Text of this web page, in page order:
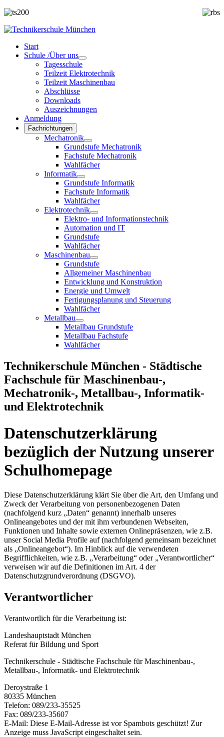
Start
Schule /Über uns
Tagesschule
Teilzeit Elektrotechnik
Teilzeit Maschinenbau
Abschlüsse
Downloads
Auszeichnungen
Anmeldung
Fachrichtungen
Mechatronik
Grundstufe Mechatronik
Fachstufe Mechatronik
Wahlfächer
Informatik
Grundstufe Informatik
Fachstufe Informatik
Wahlfächer
Elektrotechnik
Elektro- und Informationstechnik
Automation und IT
Grundstufe
Wahlfächer
Maschinenbau
Grundstufe
Allgemeiner Maschinenbau
Entwicklung und Konstruktion
Energie und Umwelt
Fertigungsplanung und Steuerung
Wahlfächer
Metallbau
Metallbau Grundstufe
Metallbau Fachstufe
Wahlfächer
Technikerschule München - Städtische
Fachschule für Maschinenbau-,
Mechatronik-, Metallbau-, Informatik-
und Elektrotechnik
Datenschutzerklärung
bezüglich der Nutzung unserer
Schulhomepage
Diese Datenschutzerklärung klärt Sie über die Art, den Umfang und
Zweck der Verarbeitung von personenbezogenen Daten
(nachfolgend kurz „Daten“ genannt) innerhalb unseres
Onlineangebotes und der mit ihm verbundenen Webseiten,
Funktionen und Inhalte sowie externen Onlinepräsenzen, wie z.B.
unser Social Media Profile auf (nachfolgend gemeinsam bezeichnet
als „Onlineangebot“). Im Hinblick auf die verwendeten
Begrifflichkeiten, wie z.B. „Verarbeitung“ oder „Verantwortlicher“
verweisen wir auf die Definitionen im Art. 4 der
Datenschutzgrundverordnung (DSGVO).
Verantwortlicher
Verantwortlich für die Verarbeitung ist:
Landeshauptstadt München
Referat für Bildung und Sport
Technikerschule - Städtische Fachschule für Maschinenbau-,
Metallbau-, Informatik- und Elektrotechnik
Deroystraße 1
80335 München
Telefon: 089/233-35525
Fax: 089/233-35607
E-Mail: Diese E-Mail-Adresse ist vor Spambots geschützt! Zur
Anzeige muss JavaScript eingeschaltet sein.